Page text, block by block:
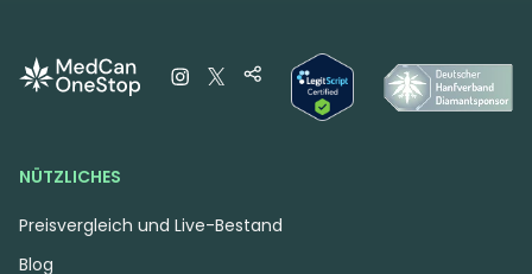
NÜTZLICHES
Preisvergleich und Live-Bestand
Blog